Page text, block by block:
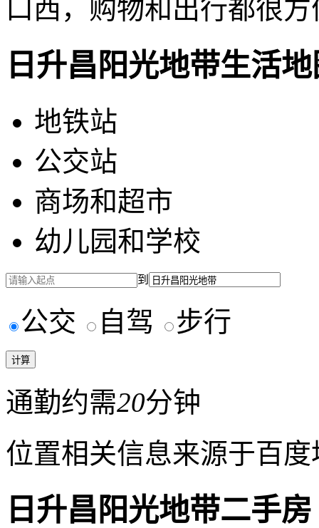
口西，购物和出行都很
日升昌阳光地带生活
地铁站
公交站
商场和超市
幼儿园和学校
到
公交 自驾 步行
通勤约需20分钟
位置相关信息来源于百
日升昌阳光地带二手房